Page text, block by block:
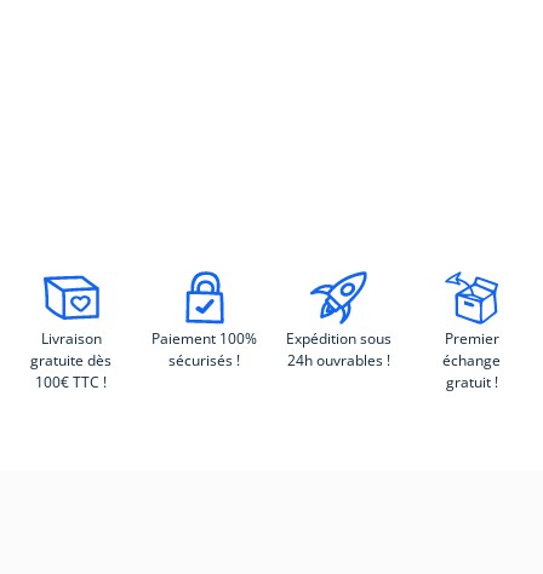
Livraison
gratuite dès
100€ TTC !
Paiement 100%
sécurisés !
Expédition sous
24h ouvrables !
Premier
échange
gratuit !